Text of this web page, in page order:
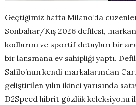
Geçtiğimiz hafta Milano’da
Sonbahar/Kış 2026 defilesi,
kodlarını ve sportif detayları bir
bir lansmana ev sahipliği yaptı.
Safilo’nun kendi markalarından
geliştirilen yılın ikinci yarısında
D2Speed hibrit gözlük koleksiyonu